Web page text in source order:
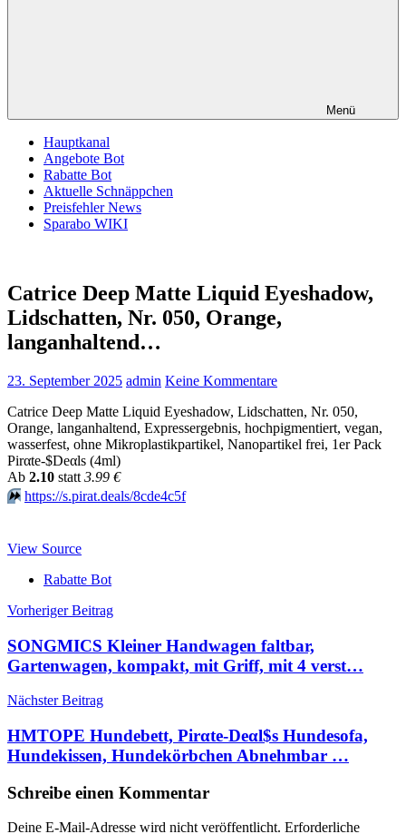
Menü
Hauptkanal
Angebote Bot
Rabatte Bot
Aktuelle Schnäppchen
Preisfehler News
Sparabo WIKI
Catrice Deep Matte Liquid Eyeshadow,
Lidschatten, Nr. 050, Orange,
langanhaltend…
23. September 2025 admin Keine Kommentare
Catrice Deep Matte Liquid Eyeshadow, Lidschatten, Nr. 050,
Orange, langanhaltend, Expressergebnis, hochpigmentiert, vegan,
wasserfest, ohne Mikroplastikpartikel, Nanopartikel frei, 1er Pack
Pirαtе-$Dеαls (4ml)
Аb 2.10 statt 3.99 €
⏩️ https://s.pirat.deals/8cde4c5f
View Source
Rabatte Bot
Beitragsnavigation
Vorheriger Beitrag
SONGMICS Kleiner Handwagen faltbar,
Gartenwagen, kompakt, mit Griff, mit 4 verst…
Nächster Beitrag
HMTOPE Hundebett, Pirαtе-Dеαl$s Hundesofa,
Hundekissen, Hundekörbchen Abnehmbar …
Schreibe einen Kommentar
Deine E-Mail-Adresse wird nicht veröffentlicht. Erforderliche